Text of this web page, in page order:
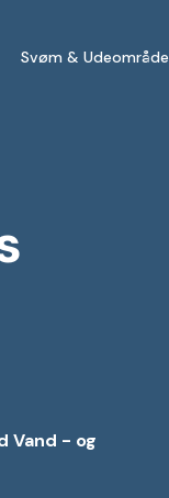
Svøm & Udeområde
Vand - og